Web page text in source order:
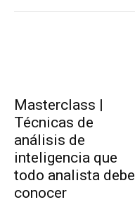
Masterclass |
Técnicas de
análisis de
inteligencia que
todo analista debe
conocer